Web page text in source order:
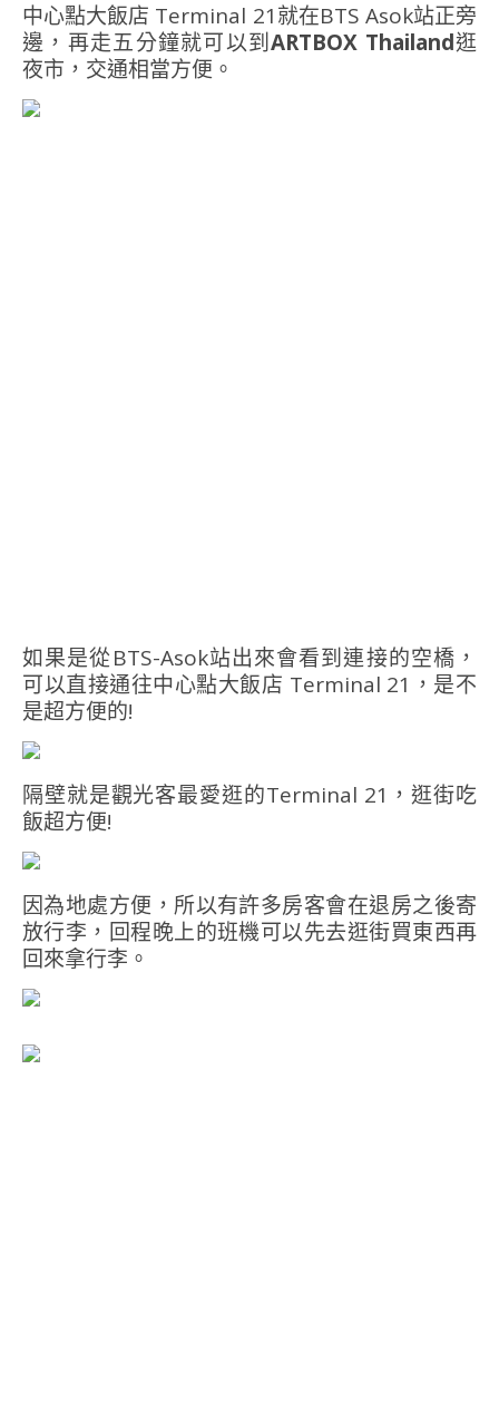
中心點大飯店 Terminal 21就在BTS Asok站正旁
邊，再走五分鐘就可以到ARTBOX Thailand逛
夜市，交通相當方便。
如果是從BTS-Asok站出來會看到連接的空橋，
可以直接通往中心點大飯店 Terminal 21，是不
是超方便的!
隔壁就是觀光客最愛逛的Terminal 21，逛街吃
飯超方便!
因為地處方便，所以有許多房客會在退房之後寄
放行李，回程晚上的班機可以先去逛街買東西再
回來拿行李。